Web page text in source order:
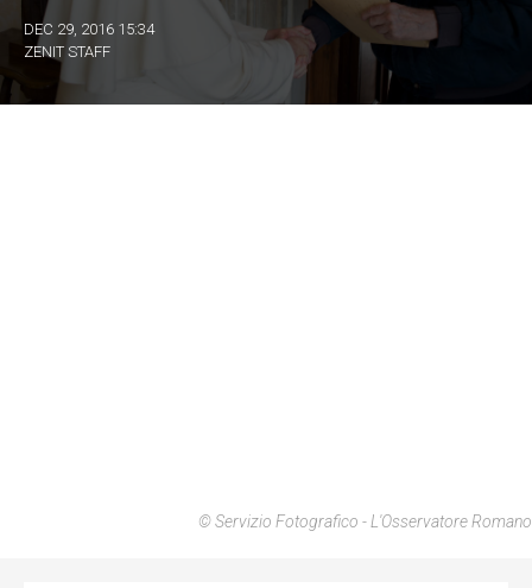
DEC 29, 2016 15:34
ZENIT STAFF
© Servizio Fotografico - L'Osservatore Romano